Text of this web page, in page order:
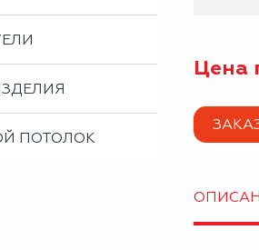
ПОТОЛОК
Цена